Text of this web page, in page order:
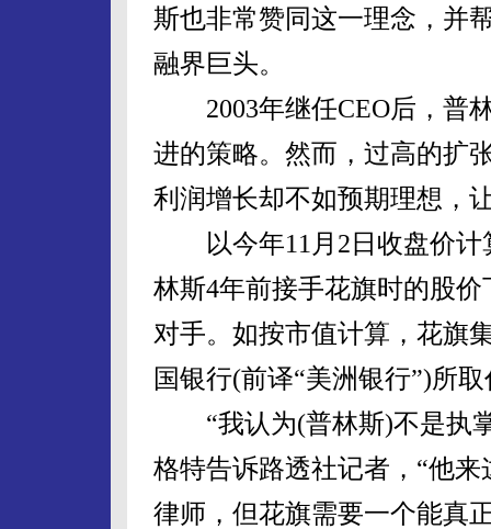
斯也非常赞同这一理念，并
融界巨头。
2003年继任CEO后，普
进的策略。然而，过高的扩
利润增长却不如预期理想，
以今年11月2日收盘价计
林斯4年前接手花旗时的股
对手。如按市值计算，花旗
国银行(前译“美洲银行”)所
“我认为(普林斯)不是执掌
格特告诉路透社记者，“他
律师，但花旗需要一个能真